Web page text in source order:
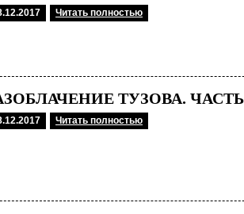
Читать полностью
ТУЗОВА. ЧАСТЬ
Читать полностью